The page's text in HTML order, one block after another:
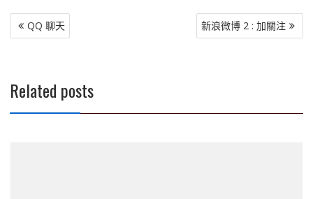
文
章
QQ 聊天 新浪微博 2 : 加關注
Related posts